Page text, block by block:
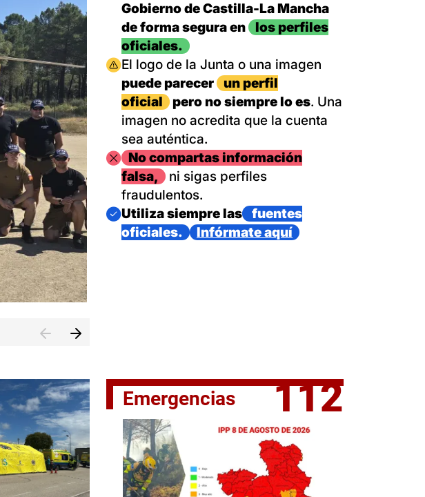
II Vuelta Ciclista CLM LEADER
Gobierno de Castilla-La Mancha
de forma segura en
los perfiles
oficiales.
Imagen
El logo de la Junta o una imagen
puede parecer
un perfil
oficial
pero no siempre lo es. Una
imagen no acredita que la cuenta
sea auténtica.
ImagenNo compartas información
falsa,
ni sigas perfiles
fraudulentos.
Imagen
Utiliza siempre las
fuentes
oficiales.
Infórmate aquí
Emergencias 112